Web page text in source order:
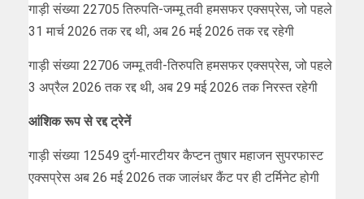
गाड़ी संख्या 22705 तिरुपति-जम्मू तवी हमसफर एक्सप्रेस, जो पहले
31 मार्च 2026 तक रद्द थी, अब 26 मई 2026 तक रद्द रहेगी
गाड़ी संख्या 22706 जम्मू तवी-तिरुपति हमसफर एक्सप्रेस, जो पहले
3 अप्रैल 2026 तक रद्द थी, अब 29 मई 2026 तक निरस्त रहेगी
आंशिक रूप से रद्द ट्रेनें
गाड़ी संख्या 12549 दुर्ग-मारटीयर कैप्टन तुषार महाजन सुपरफास्ट
एक्सप्रेस अब 26 मई 2026 तक जालंधर कैंट पर ही टर्मिनेट होगी